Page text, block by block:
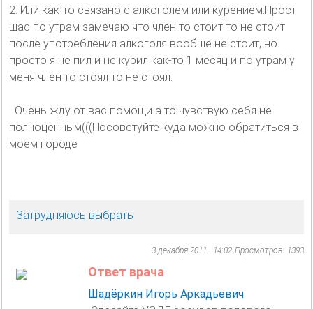
2. Или как-то связано с алкоголем или курением.Прост
щас по утрам замечаю что член то стоит то не стоит
после употребления алкоголя вообще не стоит, но
просто я не пил и не курил как-то 1 месяц и по утрам у
меня член то стоял то не стоял.
Очень жду от вас помощи а то чувствую себя не
полноценным(((Посоветуйте куда можно обратиться в
моем городе
Затрудняюсь выбрать
3 декабря 2011 - 14:02 Просмотров: 1393
Ответ врача
Шадёркин Игорь Аркадьевич